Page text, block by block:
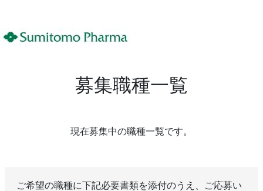
募集職種一覧
現在募集中の職種一覧です。
ご希望の職種に下記必要書類を添付のうえ、ご応募い